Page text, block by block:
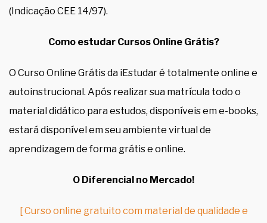
(Indicação CEE 14/97).
Como estudar Cursos Online Grátis?
O Curso Online Grátis da iEstudar é totalmente online e
autoinstrucional. Após realizar sua matrícula todo o
material didático para estudos, disponíveis em e-books,
estará disponível em seu ambiente virtual de
aprendizagem de forma grátis e online.
O Diferencial no Mercado!
[ Curso online gratuito com material de qualidade e